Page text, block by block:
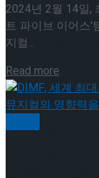
2026 ISU
이팅 경기
[현장스
2024년 2월 14일,
트 파이브 이어스'
지컬...
Read more